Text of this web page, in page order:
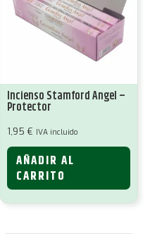
Incienso Stamford Angel –
Protector
1,95 € IVA incluido
AÑADIR AL
CARRITO